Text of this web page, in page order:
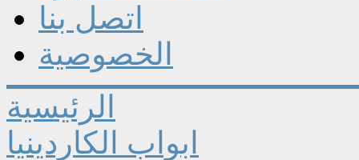
اتصل بنا
الخصوصية
الرئيسية
ابواب الكاردينيا